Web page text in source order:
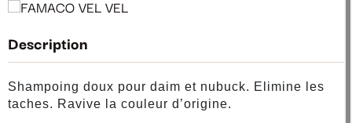
Description
Shampoing doux pour daim et nubuck. Elimine les
taches. Ravive la couleur d’origine.